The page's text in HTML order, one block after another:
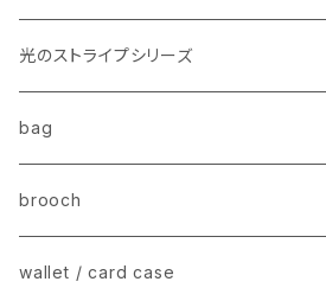
光のストライプシリーズ
bag
stripe tote − ストライプトートバッグ
mini tote shoulder − ミニショルダー
brooch
charm brooch − チャームブローチ
wallet / card case